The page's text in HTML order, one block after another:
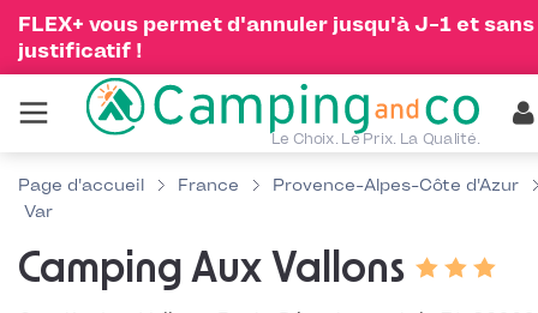
FLEX+ vous permet d'annuler jusqu'à J-1 et sans
justificatif !
Le Choix. Le Prix. La Qualité.
Page d'accueil France
Provence-Alpes-Côte d'Azur
Var
Camping Aux Vallons